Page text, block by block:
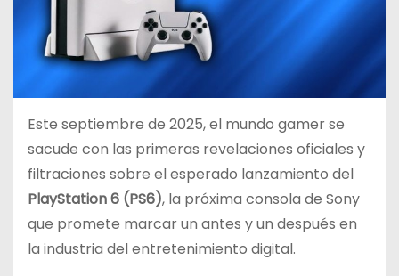
Este septiembre de 2025, el mundo gamer se
sacude con las primeras revelaciones oficiales y
filtraciones sobre el esperado lanzamiento del
PlayStation 6 (PS6), la próxima consola de Sony
que promete marcar un antes y un después en
la industria del entretenimiento digital.